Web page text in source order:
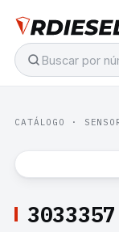
CATÁLOGO ·
3033357